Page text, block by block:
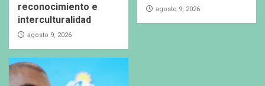
reconocimiento e
interculturalidad
agosto 9, 2026
agosto 9, 2026